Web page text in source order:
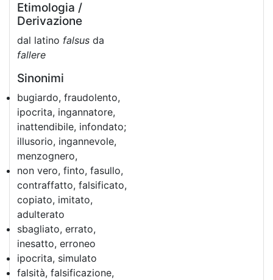
Etimologia /
Derivazione
dal latino falsus da
fallere
Sinonimi
bugiardo, fraudolento,
ipocrita, ingannatore,
inattendibile, infondato;
illusorio, ingannevole,
menzognero,
non vero, finto, fasullo,
contraffatto, falsificato,
copiato, imitato,
adulterato
sbagliato, errato,
inesatto, erroneo
ipocrita, simulato
falsità, falsificazione,